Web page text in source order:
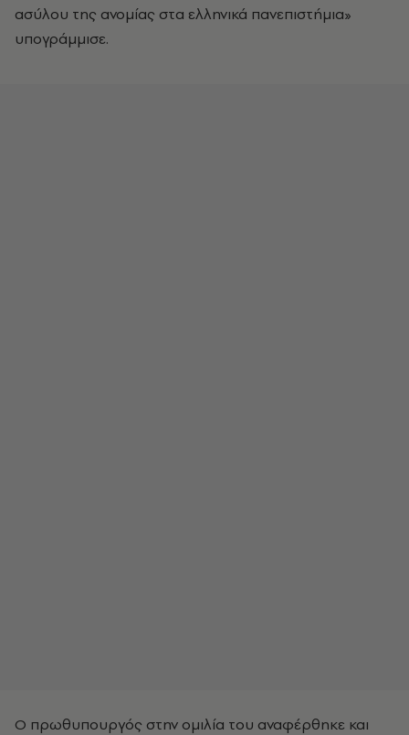
ασύλου της ανομίας στα ελληνικά πανεπιστήμια»
υπογράμμισε.
Ο πρωθυπουργός στην ομιλία του αναφέρθηκε και